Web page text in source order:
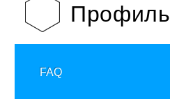
Профиль
FAQ